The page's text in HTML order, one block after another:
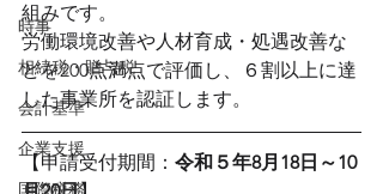
時事
相続税・贈与税
会計基準
企業支援
国際税務
組みです。
労働環境改善や人材育成・処遇改善な
どを200点満点で評価し、６割以上に達
した事業所を認証します。
【申請受付期間： 令和５年8月18日～10